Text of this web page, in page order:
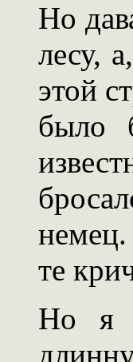
Но
лесу,
этой
было
те
Но я